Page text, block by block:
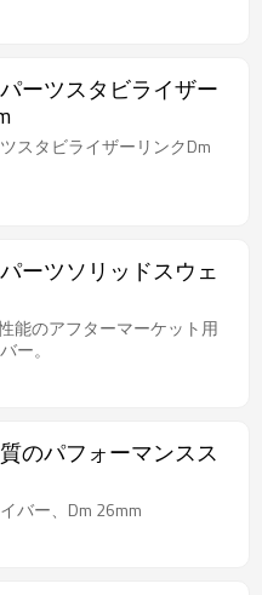
ーツスタビライザー
スタビライザーリンクDm
ーツソリッドスウェ
能のアフターマーケット用
ー。
のパフォーマンスス
バー、Dm 26mm